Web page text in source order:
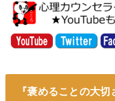
『褒めることの大